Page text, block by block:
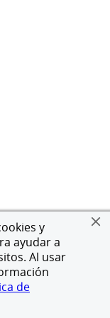
y
ayudar a
Al usar
de